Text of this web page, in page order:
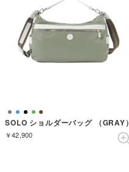
SOLO ショルダーバッグ （GRAY）
￥42,900